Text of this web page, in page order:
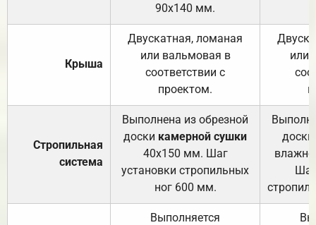
90х140 мм.
Крыша
Двускатная, ломаная
или вальмовая в
соответствии с
проектом.
или
Стропильная
система
Выполнена из обрезной
доски камерной сушки
40х150 мм. Шаг
установки стропильных
ног 600 мм.
доски
Выполняется